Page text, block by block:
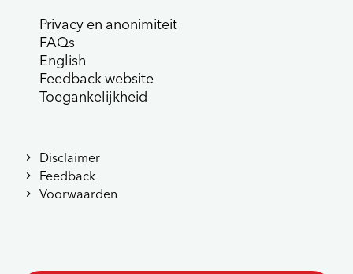
Privacy en anonimiteit
FAQs
English
Feedback website
Toegankelijkheid
Disclaimer
Feedback
Voorwaarden